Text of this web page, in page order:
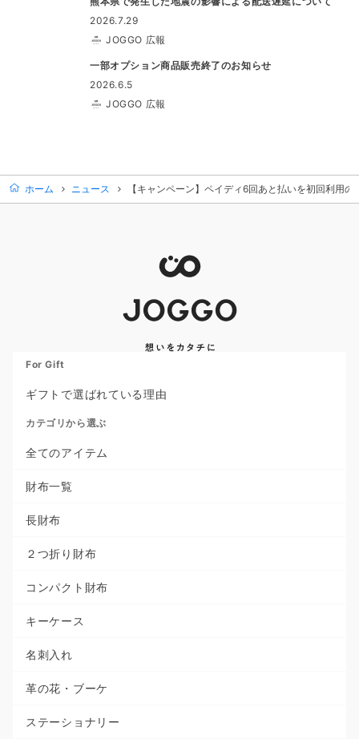
2026.7.29
JOGGO 広報
一部オプション商品販売終了のお知らせ
2026.6.5
JOGGO 広報
ホーム ニュース 【キャンペーン】ペイディ6回あと払いを初回利用
For Gift
ギフトで選ばれている理由
カテゴリから選ぶ
全てのアイテム
財布一覧
長財布
２つ折り財布
コンパクト財布
キーケース
名刺入れ
革の花・ブーケ
ステーショナリー